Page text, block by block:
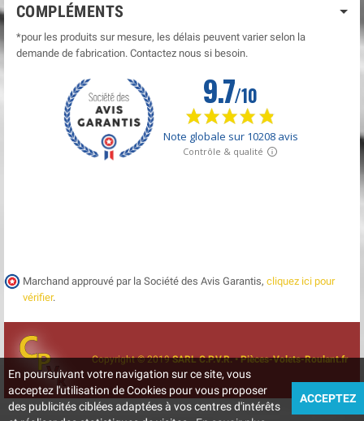
COMPLÉMENTS
*pour les produits sur mesure, les délais peuvent varier selon la
demande de fabrication. Contactez nous si besoin.
Marchand approuvé par la Société des Avis Garantis, cliquez ici pour
vérifier.
Copyright © 2019SARL C.P.V.R. • Pièces-Volets-Roulant.fr
En poursuivant votre navigation sur ce site, vous
acceptez l'utilisation de Cookies pour vous proposer
des publicités ciblées adaptées à vos centres d'intérêts
ACCEPTEZ